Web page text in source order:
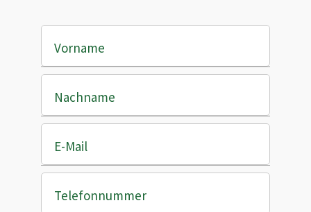
Vorname
Nachname
E-Mail
Telefonnummer